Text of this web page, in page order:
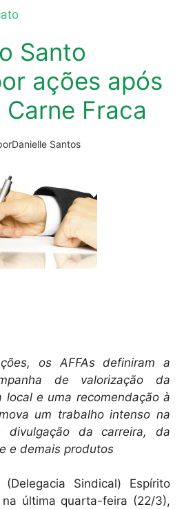
Santo
ações após
Fraca
Danielle Santos
m
os AFFAs definiram a
de valorização da
local e uma recomendação à
um trabalho intenso na
divulgação da carreira, da
e demais produtos
Sindical) Espírito
última quarta-feira (22/3),